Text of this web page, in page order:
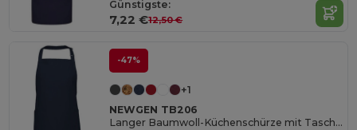
Günstigste:
7,22 €12,50 €
-47%
+1
NEWGEN TB206
Langer Baumwoll-Küchenschürze mit Taschen